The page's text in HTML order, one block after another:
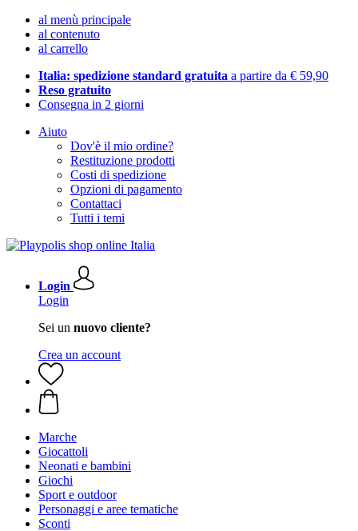
al menù principale
al contenuto
al carrello
Italia: spedizione standard gratuita a partire da € 59,90
Reso gratuito
Consegna in 2 giorni
Aiuto
Dov'è il mio ordine?
Restituzione prodotti
Costi di spedizione
Opzioni di pagamento
Contattaci
Tutti i temi
Login
Login
Sei un nuovo cliente?
Crea un account
Marche
Giocattoli
Neonati e bambini
Giochi
Sport e outdoor
Personaggi e aree tematiche
Sconti